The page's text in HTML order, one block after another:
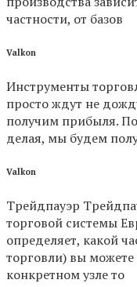
частности, от базов
Valkon
Инструменты
просто ждут не
получим прибыля.
делая, мы будем
Valkon
Трейдпауэр
торговой системы
определяет, какой
торговли) вы
конкретном узле то